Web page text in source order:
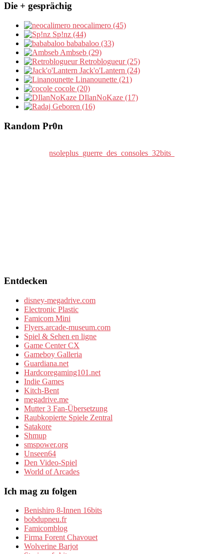
Die + gesprächig
neocalimero (45)
Sp!nz (44)
bababaloo (33)
Ambseb (29)
Retroblogueur (25)
Jack'o'Lantern (24)
Linanounette (21)
cocole (20)
DIlanNoKaze (17)
Geboren (16)
Random Pr0n
Entdecken
disney-megadrive.com
Electronic Plastic
Famicom Mini
Flyers.arcade-museum.com
Spiel & Sehen en ligne
Game Center CX
Gameboy Galleria
Guardiana.net
Hardcoregaming101.net
Indie Games
Kitch-Bent
megadrive.me
Mutter 3 Fan-Übersetzung
Raubkopierte Spiele Zentral
Satakore
Shmup
smspower.org
Unseen64
Den Video-Spiel
World of Arcades
Ich mag zu folgen
Benishiro 8-Innen 16bits
bobdupneu.fr
Famicomblog
Firma Forent Chavouet
Wolverine Barjot